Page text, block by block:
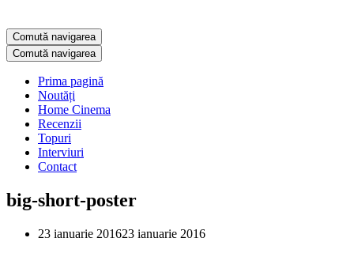
Comută navigarea
Comută navigarea
Prima pagină
Noutăți
Home Cinema
Recenzii
Topuri
Interviuri
Contact
big-short-poster
23 ianuarie 201623 ianuarie 2016